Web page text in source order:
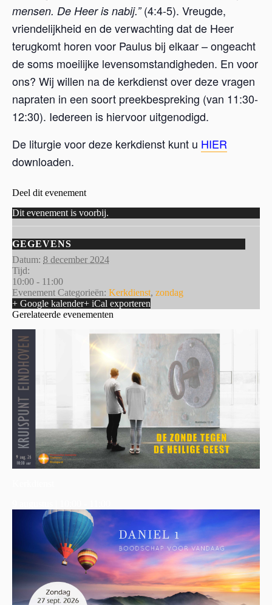
mensen. De Heer is nabij.”(4:4-5). Vreugde,
vriendelijkheid en de verwachting dat de Heer
terugkomt horen voor Paulus bij elkaar – ongeacht
de soms moeilijke levensomstandigheden. En voor
ons? Wij willen na de kerkdienst over deze vragen
napraten in een soort preekbespreking (van 11:30-
12:30). Iedereen is hiervoor uitgenodigd.
De liturgie voor deze kerkdienst kunt u HIER
downloaden.
Deel dit evenement
Dit evenement is voorbij.
GEGEVENS
Datum: 8 december 2024
Tijd:
10:00 - 11:00
Evenement Categorieën: Kerkdienst, zondag
+ Google kalender+ iCal exporteren
Gerelateerde evenementen